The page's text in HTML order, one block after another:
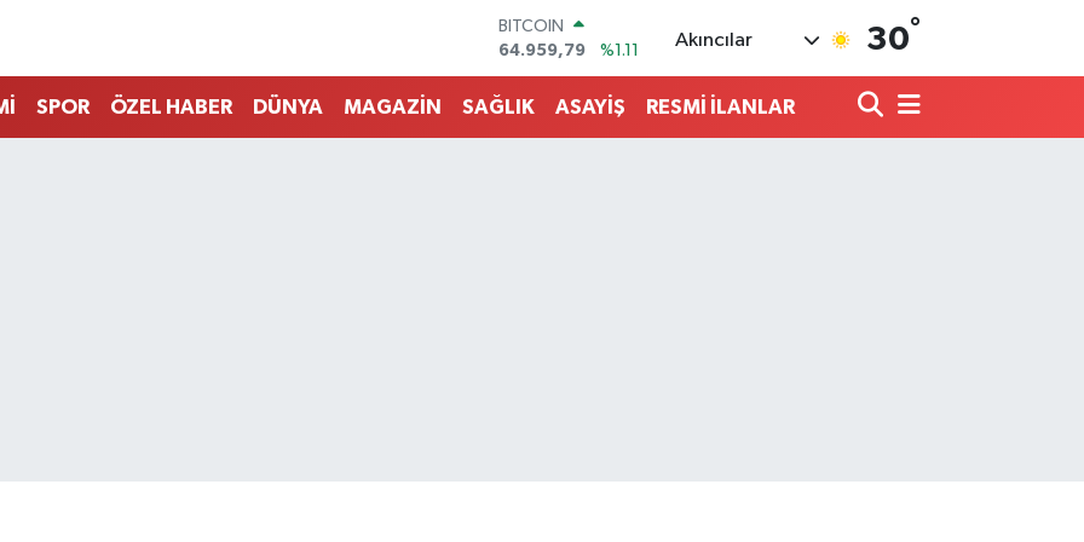
DOLAR
47,7436
%0.18
EURO
55,2510
%0.32
Akıncılar 30°
SPOR ÖZEL HABER DÜNYA MAGAZİN SAĞLIK ASAYİŞ RESMİ İLANLAR